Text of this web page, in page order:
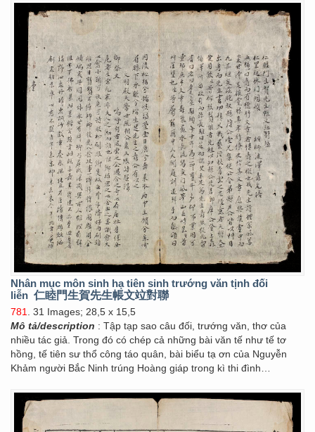
Nhân mục môn sinh hạ tiên sinh trướng văn tịnh đối
liễn 仁睦門生賀先生帳文竝對聯
781
. 31 Images; 28,5 x 15,5
Mô tả/description : Tập tạp sao câu đối, trướng văn, thơ của
nhiều tác giả. Trong đó có chép cả những bài văn tế như tế tơ
hồng, tế tiên sư thổ công táo quân, bài biểu tạ ơn của Nguyễn
Khảm người Bắc Ninh trúng Hoàng giáp trong kì thi đình…